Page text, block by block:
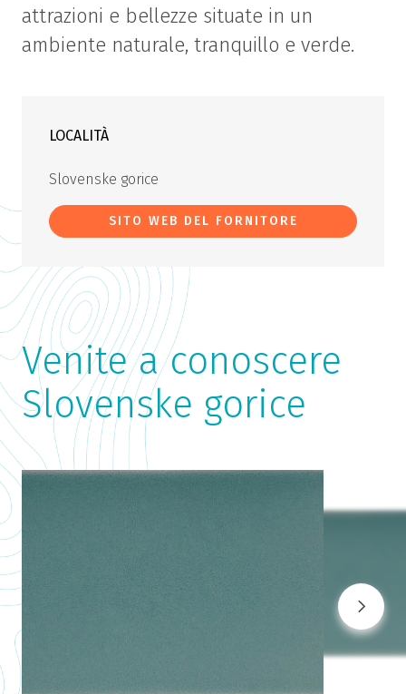
attrazioni e bellezze situate in un
ambiente naturale, tranquillo e verde.
LOCALITÀ
Slovenske gorice
SITO WEB DEL FORNITORE
Venite a conoscere
Slovenske gorice